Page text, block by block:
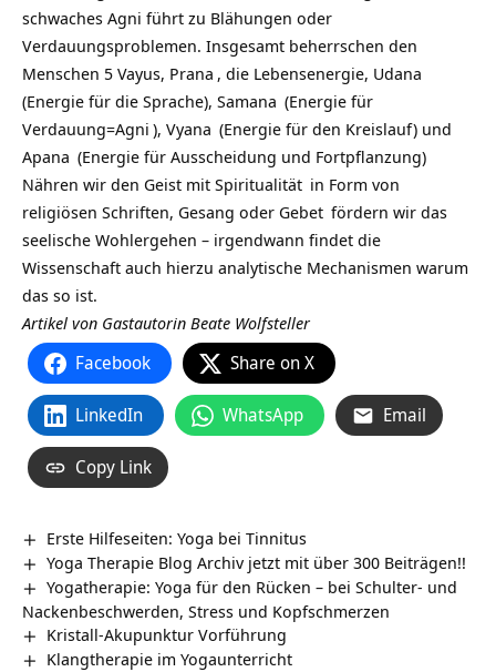
schwaches Agni führt zu Blähungen oder
Verdauungsproblemen. Insgesamt beherrschen den
Menschen 5 Vayus, Prana , die Lebensenergie, Udana
(Energie für die Sprache), Samana (Energie für
Verdauung=Agni ), Vyana (Energie für den Kreislauf) und
Apana (Energie für Ausscheidung und Fortpflanzung)
Nähren wir den Geist mit Spiritualität in Form von
religiösen Schriften, Gesang oder Gebet fördern wir das
seelische Wohlergehen – irgendwann findet die
Wissenschaft auch hierzu analytische Mechanismen warum
das so ist.
Artikel von Gastautorin Beate Wolfsteller
Facebook Share on X
LinkedIn WhatsApp Email
Copy Link
Erste Hilfeseiten: Yoga bei Tinnitus
Yoga Therapie Blog Archiv jetzt mit über 300 Beiträgen!!
Yogatherapie: Yoga für den Rücken – bei Schulter- und
Nackenbeschwerden, Stress und Kopfschmerzen
Kristall-Akupunktur Vorführung
Klangtherapie im Yogaunterricht